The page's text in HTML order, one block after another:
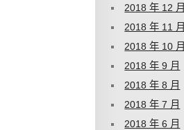
2018 年 12 月
2018 年 11 月
2018 年 10 月
2018 年 9 月
2018 年 8 月
2018 年 7 月
2018 年 6 月